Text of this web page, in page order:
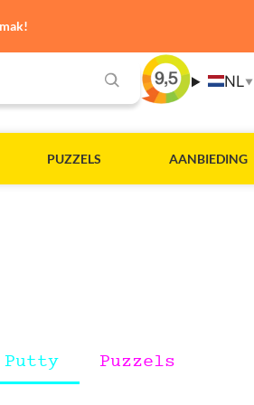
NL▼
PUZZELS AANBIEDING
Putty Puzzels